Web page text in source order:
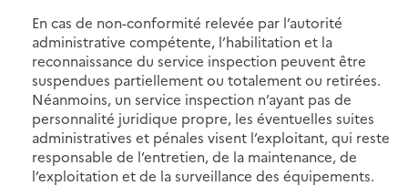
En cas de non-conformité relevée par l’autorité
administrative compétente, l’habilitation et la
reconnaissance du service inspection peuvent être
suspendues partiellement ou totalement ou retirées.
Néanmoins, un service inspection n’ayant pas de
personnalité juridique propre, les éventuelles suites
administratives et pénales visent l’exploitant, qui reste
responsable de l’entretien, de la maintenance, de
l’exploitation et de la surveillance des équipements.